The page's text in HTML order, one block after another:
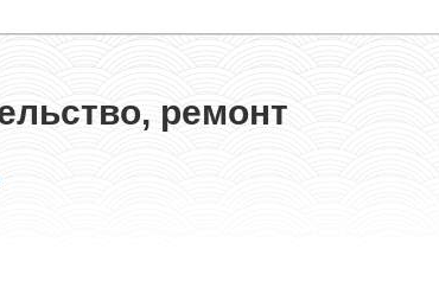
ремонт